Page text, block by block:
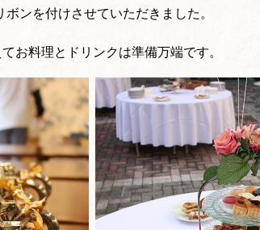
ンを付けさせていただきました。
お料理とドリンクは準備万端です。